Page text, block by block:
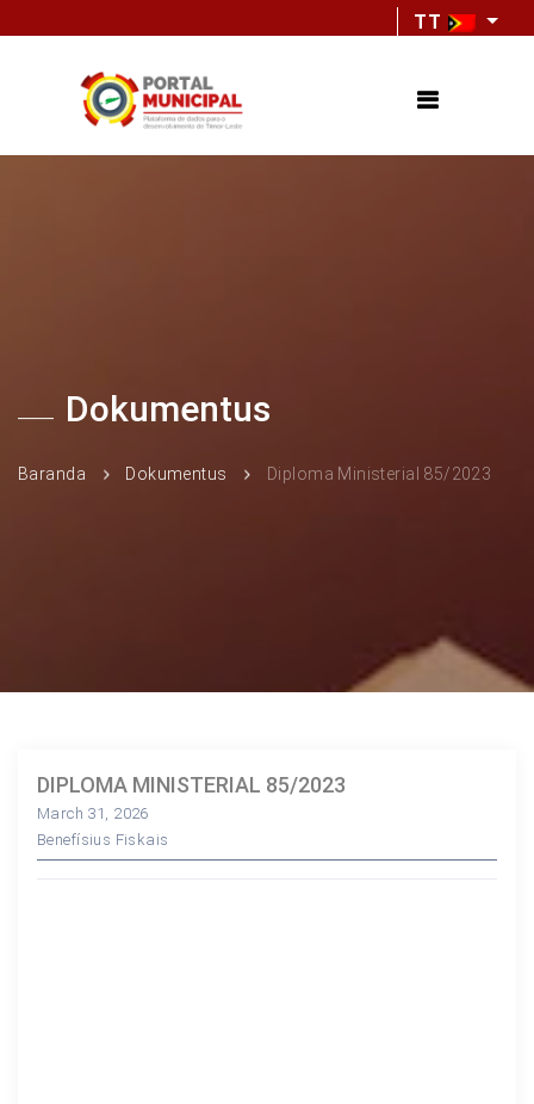
TT
Dokumentus
Baranda Dokumentus Diploma Ministerial 85/2023
DIPLOMA MINISTERIAL 85/2023
March 31, 2026
Benefísius Fiskais